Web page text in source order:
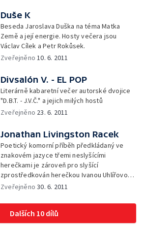
Duše K
Beseda Jaroslava Duška na téma Matka
Země a její energie. Hosty večera jsou
Václav Cílek a Petr Rokůsek.
Zveřejněno10. 6. 2011
Divsalón V. - EL POP
Literárně kabaretní večer autorské dvojice
"D.B.T. - J.V.Č." a jejich milých hostů
Zveřejněno 23. 6. 2011
Jonathan Livingston Racek
Poetický komorní příběh předkládaný ve
znakovém jazyce třemi neslyšícími
herečkami je zároveň pro slyšící
zprostředkován herečkou Ivanou Uhlířovou.
Úprava a režie Jaroslav Dušek
Zveřejněno30. 6. 2011
Dalších 10 dílů